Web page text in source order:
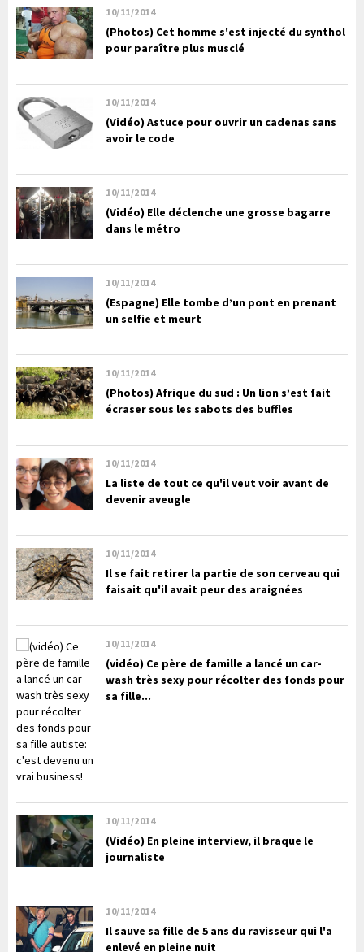
10/11/2014
(Photos) Cet homme s'est injecté du synthol
pour paraître plus musclé
10/11/2014
(Vidéo) Astuce pour ouvrir un cadenas sans
avoir le code
10/11/2014
(Vidéo) Elle déclenche une grosse bagarre
dans le métro
10/11/2014
(Espagne) Elle tombe d’un pont en prenant
un selfie et meurt
10/11/2014
(Photos) Afrique du sud : Un lion s’est fait
écraser sous les sabots des buffles
10/11/2014
La liste de tout ce qu'il veut voir avant de
devenir aveugle
10/11/2014
Il se fait retirer la partie de son cerveau qui
faisait qu'il avait peur des araignées
10/11/2014
(vidéo) Ce père de famille a lancé un car-
wash très sexy pour récolter des fonds pour
sa fille...
10/11/2014
(Vidéo) En pleine interview, il braque le
journaliste
10/11/2014
Il sauve sa fille de 5 ans du ravisseur qui l'a
enlevé en pleine nuit